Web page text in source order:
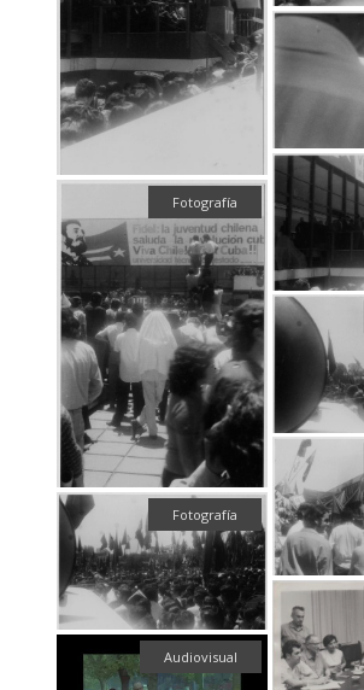
Fotografía
Fotografía
Audiovisual